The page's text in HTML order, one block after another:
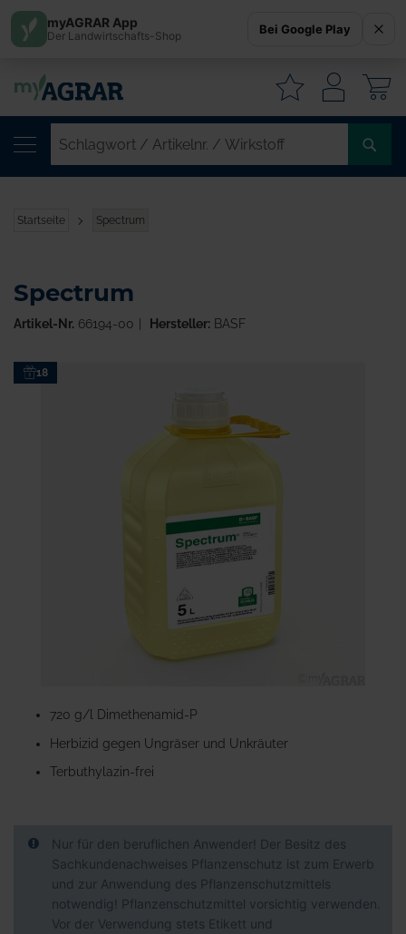
Startseite Spectrum
Zum18
Anfang
Bildgalerie
springen
Spectrum
Artikel-Nr. 66194-00 Hersteller:BASF
720 g/l Dimethenamid-P
Herbizid gegen Ungräser und Unkräuter
Terbuthylazin-frei
Nur für den beruflichen Anwender! Der Besitz des
Sachkundenachweises Pflanzenschutz ist zum Erwerb
und zur Anwendung des Pflanzenschutzmittels
notwendig! Pflanzenschutzmittel vorsichtig verwenden.
Vor der Verwendung stets Etikett und
myAGRAR App
Der Landwirtschafts-Shop Bei Google Play